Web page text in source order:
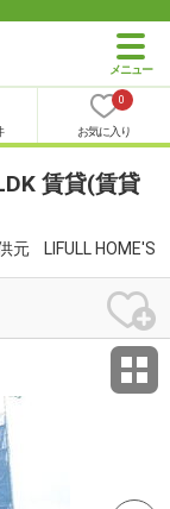
0
お気に入り
賃貸(賃貸
元 LIFULL HOME'S